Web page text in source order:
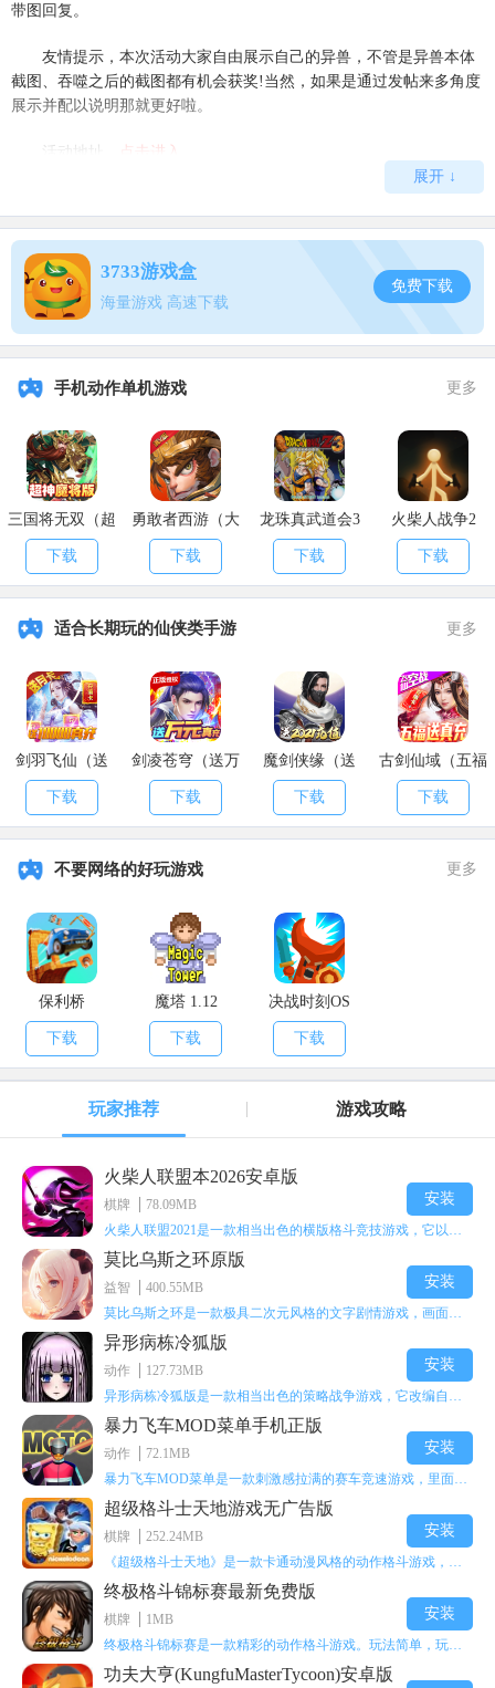
带图回复。
友情提示，本次活动大家自由展示自己的异兽，不管是异兽本体
截图、吞噬之后的截图都有机会获奖!当然，如果是通过发帖来多角度
展示并配以说明那就更好啦。
点击进入
【活动规则】
1)玩家可以投稿多份作品，但单次活动每位玩家仅限一次获奖，
合作作品请指定一个账号投稿，请勿一稿多投。
2)投稿作品必须为本人原创，搬运、微改、代投他人作品、往期
测试内容均不能参加。
3)内容涉及相关规定、政策所限制的题材，或使用其他过度猎
【活动奖励】
注意，活动奖励均为所有社区共享。
我们将选出15只“兽中之最”，并为它们的主人分别送上50Q币的奖
注意，“兽中之最”可以是最美、最丑、最炫酷、最奇异、最奇葩
以上就是本期 APK8
小编为各位小伙伴们带来的攻略了，希望大家
能够喜欢哦。来
展开 ↓
3733游戏盒
海量游戏 高速下载
免费下载
手机动作单机游戏 更多
三国将无双（超
神魔将版）
下载
勇敢者西游（大
乱斗）
下载
龙珠真武道会3
下载
火柴人战争2
下载
适合长期玩的仙侠类手游 更多
剑羽飞仙（送
10000真充）
下载
剑凌苍穹（送万
元真充）
下载
魔剑侠缘（送
2021充值）
下载
古剑仙域（五福
送真充）
下载
不要网络的好玩游戏 更多
保利桥
下载
魔塔 1.12
下载
决战时刻OS
下载
玩家推荐 游戏攻略
火柴人联盟本2026安卓版
棋牌
78.09MB
安装
莫比乌斯之环原版
益智
400.55MB
安装
异形病栋冷狐版
动作
127.73MB
安装
暴力飞车MOD菜单手机正版
动作
72.1MB
安装
超级格斗士天地游戏无广告版
棋牌
252.24MB
安装
终极格斗锦标赛最新免费版
棋牌
1MB
安装
功夫大亨(KungfuMasterTycoon)安卓版